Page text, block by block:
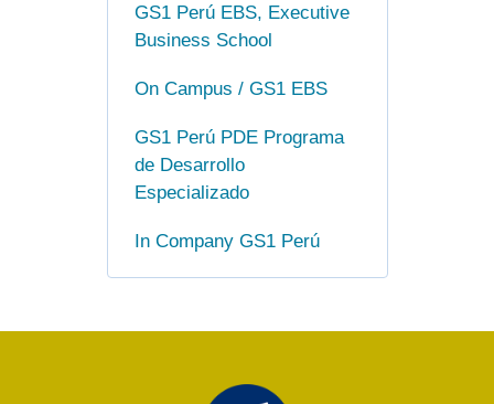
GS1 Perú ​EBS, Executive
Business School
On Campus / GS1 EBS
GS1 Perú PDE Programa
de Desarrollo
Especializado
In Company GS1 Perú